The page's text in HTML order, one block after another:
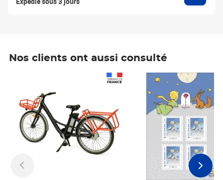
Nos clients ont aussi consulté
Prix 7,50€